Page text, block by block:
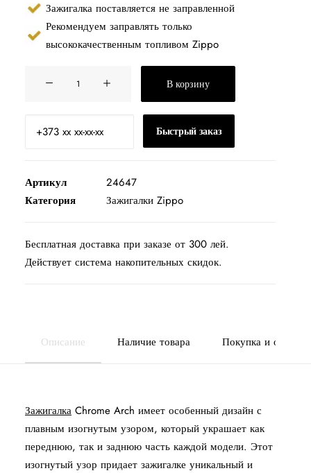
Зажигалка поставляется не заправленной
Рекомендуем заправлять только
высококачественным топливом Zippo
200
Arch
В корзину
Быстрый заказ
Артикул
24647
Категория
Зажигалки Zippo
Бесплатная доставка при заказе от 300 лей.
Действует система накопительных скидок.
Описание Наличие товара Покупка и оплата
Зажигалка Chrome Arch имеет особенный дизайн с
плавным изогнутым узором, который украшает как
переднюю, так и заднюю часть каждой модели. Этот
изогнутый узор придает зажигалке уникальный и